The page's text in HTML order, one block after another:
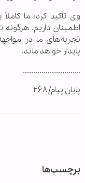
وی تأکید کرد: ما
اطمینان داریم.
تجربه‌های ما در
پایدار خواهد ماند.
..............................
پایان پیام/ ۲۶۸
برچسب‌ها